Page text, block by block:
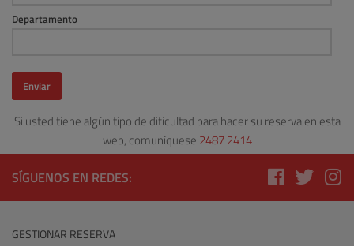
Departamento
Enviar
Si usted tiene algún tipo de dificultad para hacer su reserva en esta
web, comuníquese 2487 2414
SÍGUENOS EN REDES:
GESTIONAR RESERVA